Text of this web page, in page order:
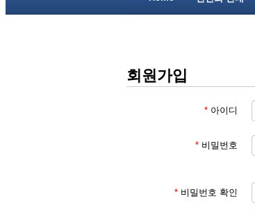
회원가입
* 아이디
* 비밀번호
* 비밀번호 확인